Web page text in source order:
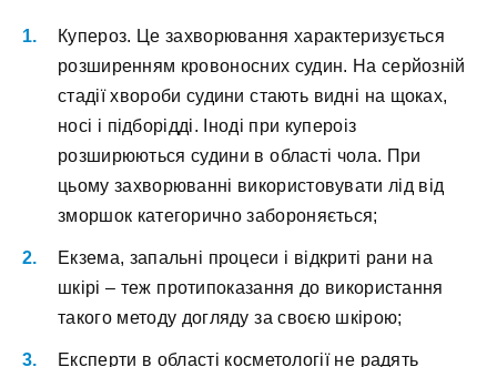
Купероз. Це захворювання характеризується
розширенням кровоносних судин. На серйозній
стадії хвороби судини стають видні на щоках,
носі і підборідді. Іноді при купероіз
розширюються судини в області чола. При
цьому захворюванні використовувати лід від
зморшок категорично забороняється;
Екзема, запальні процеси і відкриті рани на
шкірі – теж протипоказання до використання
такого методу догляду за своєю шкірою;
Експерти в області косметології не радять